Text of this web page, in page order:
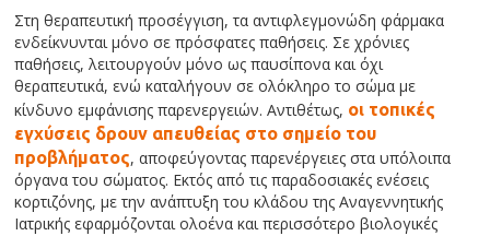
Στη θεραπευτική προσέγγιση, τα αντιφλεγμονώδη φάρμακα
ενδείκνυνται μόνο σε πρόσφατες παθήσεις. Σε χρόνιες
παθήσεις, λειτουργούν μόνο ως παυσίπονα και όχι
θεραπευτικά, ενώ καταλήγουν σε ολόκληρο το σώμα με
κίνδυνο εμφάνισης παρενεργειών. Αντιθέτως, οι τοπικές
εγχύσεις δρουν απευθείας στο σημείο του
προβλήματος, αποφεύγοντας παρενέργειες στα υπόλοιπα
όργανα του σώματος. Εκτός από τις παραδοσιακές ενέσεις
κορτιζόνης, με την ανάπτυξη του κλάδου της Αναγεννητικής
Ιατρικής εφαρμόζονται ολοένα και περισσότερο βιολογικές